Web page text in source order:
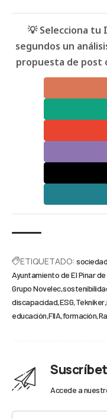
💡 Selecciona
segundos un
propuesta de post
ETIQUETADO: sociedad
Ayuntamiento de El Pinar de
Grupo Novelec
discapacidad ESG Tekniker
educación FIIA formación
Accede a